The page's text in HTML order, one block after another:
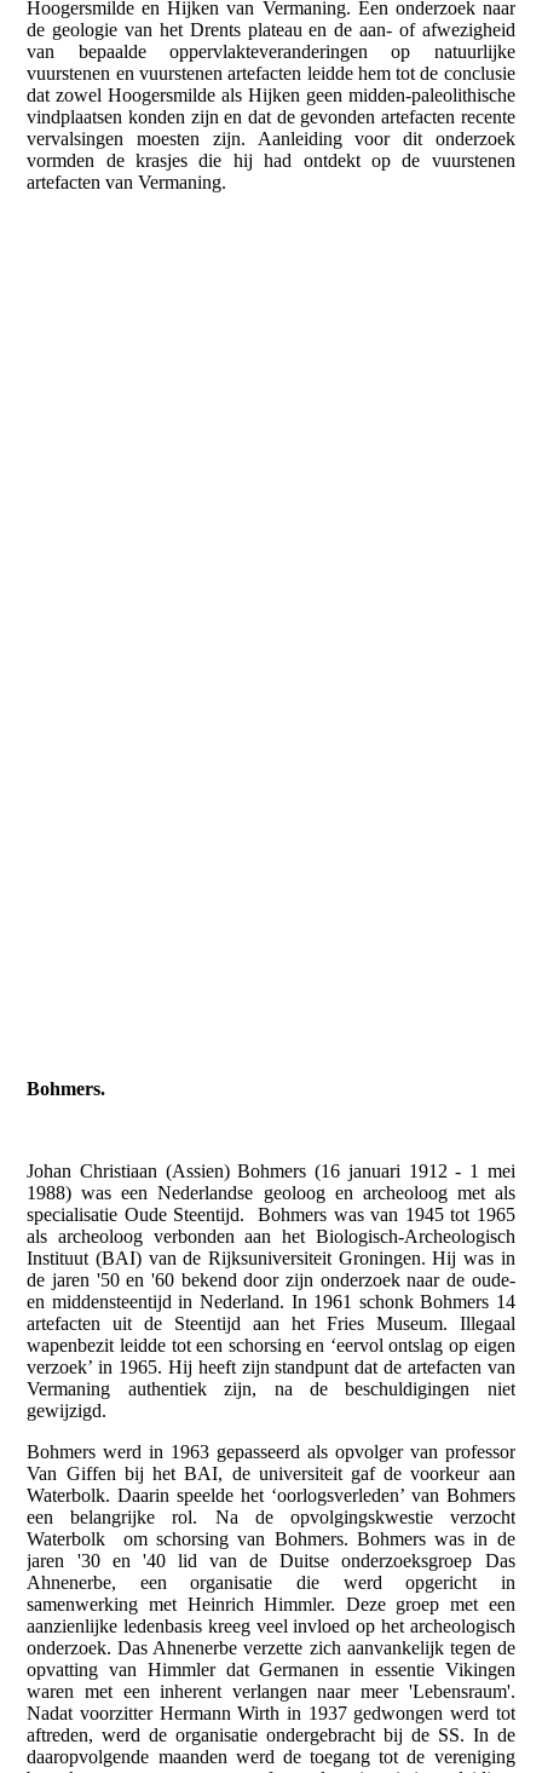
Hoogersmilde en Hijken van Vermaning. Een onderzoek naar
de geologie van het Drents plateau en de aan- of afwezigheid
van bepaalde oppervlakteveranderingen op natuurlijke
vuurstenen en vuurstenen artefacten leidde hem tot de conclusie
dat zowel Hoogersmilde als Hijken geen midden-paleolithische
vindplaatsen konden zijn en dat de gevonden artefacten recente
vervalsingen moesten zijn. Aanleiding voor dit onderzoek
vormden de krasjes die hij had ontdekt op de vuurstenen
artefacten van Vermaning.
Bohmers.
Johan Christiaan (Assien) Bohmers (16 januari 1912 - 1 mei
1988) was een Nederlandse geoloog en archeoloog met als
specialisatie Oude Steentijd. Bohmers was van 1945 tot 1965
als archeoloog verbonden aan het Biologisch-Archeologisch
Instituut (BAI) van de Rijksuniversiteit Groningen. Hij was in
de jaren '50 en '60 bekend door zijn onderzoek naar de oude-
en middensteentijd in Nederland. In 1961 schonk Bohmers 14
artefacten uit de Steentijd aan het Fries Museum. Illegaal
wapenbezit leidde tot een schorsing en ‘eervol ontslag op eigen
verzoek’ in 1965. Hij heeft zijn standpunt dat de artefacten van
Vermaning authentiek zijn, na de beschuldigingen niet
gewijzigd.
Bohmers werd in 1963 gepasseerd als opvolger van professor
Van Giffen bij het BAI, de universiteit gaf de voorkeur aan
Waterbolk. Daarin speelde het ‘oorlogsverleden’ van Bohmers
een belangrijke rol. Na de opvolgingskwestie verzocht
Waterbolk om schorsing van Bohmers. Bohmers was in de
jaren '30 en '40 lid van de Duitse onderzoeksgroep Das
Ahnenerbe, een organisatie die werd opgericht in
samenwerking met Heinrich Himmler. Deze groep met een
aanzienlijke ledenbasis kreeg veel invloed op het archeologisch
onderzoek. Das Ahnenerbe verzette zich aanvankelijk tegen de
opvatting van Himmler dat Germanen in essentie Vikingen
waren met een inherent verlangen naar meer 'Lebensraum'.
Nadat voorzitter Hermann Wirth in 1937 gedwongen werd tot
aftreden, werd de organisatie ondergebracht bij de SS. In de
daaropvolgende maanden werd de toegang tot de vereniging